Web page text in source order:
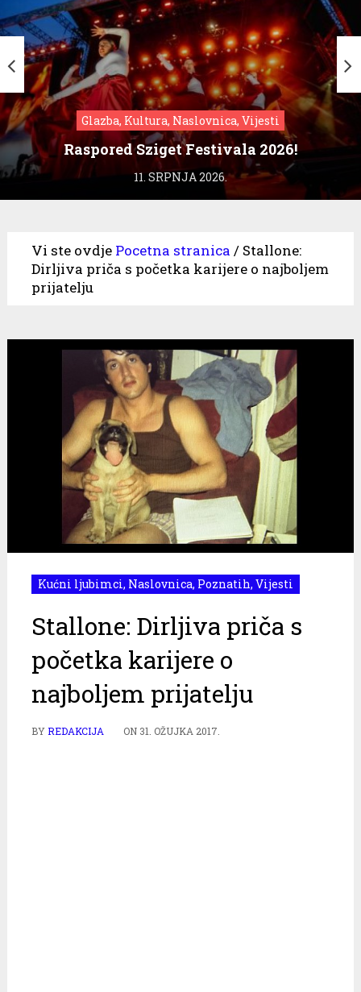
Glazba, Kultura, Naslovnica, Vijesti
Raspored Sziget Festivala 2026!
11. SRPNJA 2026.
Vi ste ovdje Pocetna stranica / Stallone:
Dirljiva priča s početka karijere o najboljem
prijatelju
Kućni ljubimci, Naslovnica, Poznatih, Vijesti
Stallone: Dirljiva priča s
početka karijere o
najboljem prijatelju
BYREDAKCIJA ON 31. OŽUJKA 2017.